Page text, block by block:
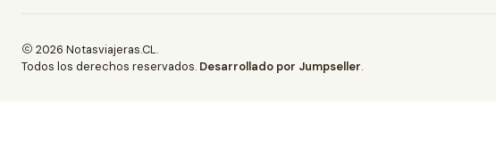
2026 Notasviajeras.CL.
Todos los derechos reservados. Desarrollado por Jumpseller.